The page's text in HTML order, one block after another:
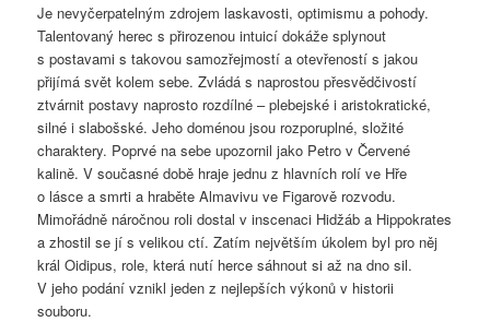
Je nevyčerpatelným zdrojem laskavosti, optimismu a pohody.
Talentovaný herec s přirozenou intuicí dokáže splynout
s postavami s takovou samozřejmostí a otevřeností s jakou
přijímá svět kolem sebe. Zvládá s naprostou přesvědčivostí
ztvárnit postavy naprosto rozdílné – plebejské i aristokratické,
silné i slabošské. Jeho doménou jsou rozporuplné, složité
charaktery. Poprvé na sebe upozornil jako Petro v Červené
kalině. V současné době hraje jednu z hlavních rolí ve Hře
o lásce a smrti a hraběte Almavivu ve Figarově rozvodu.
Mimořádně náročnou roli dostal v inscenaci Hidžáb a Hippokrates
a zhostil se jí s velikou ctí. Zatím největším úkolem byl pro něj
král Oidipus, role, která nutí herce sáhnout si až na dno sil.
V jeho podání vznikl jeden z nejlepších výkonů v historii
souboru.